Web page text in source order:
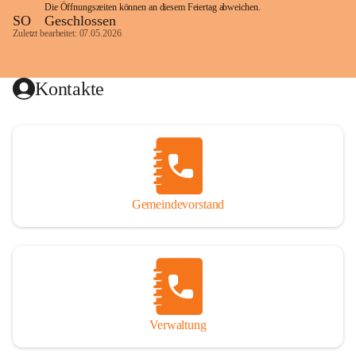
Die Öffnungszeiten können an diesem Feiertag abweichen.
SO Geschlossen
Zuletzt bearbeitet: 07.05.2026
Kontakte
Gemeindevorstand
Verwaltung